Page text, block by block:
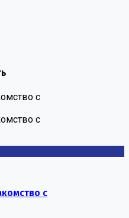
с
с
с